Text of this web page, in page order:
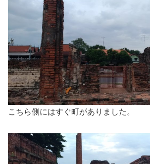
こちら側にはすぐ町がありました。